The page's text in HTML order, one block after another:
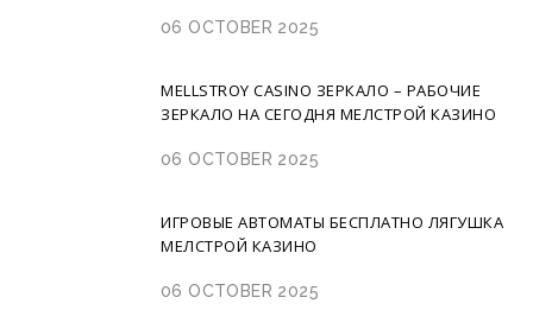
06 OCTOBER 2025
MELLSTROY CASINO ЗЕРКАЛО – РАБОЧИЕ
ЗЕРКАЛО НА СЕГОДНЯ МЕЛСТРОЙ КАЗИНО
06 OCTOBER 2025
ИГРОВЫЕ АВТОМАТЫ БЕСПЛАТНО ЛЯГУШКА
МЕЛСТРОЙ КАЗИНО
06 OCTOBER 2025